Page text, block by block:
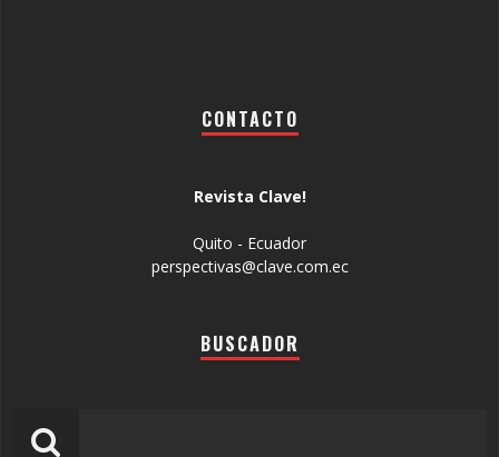
CONTACTO
Revista Clave!
Quito - Ecuador
perspectivas@clave.com.ec
BUSCADOR